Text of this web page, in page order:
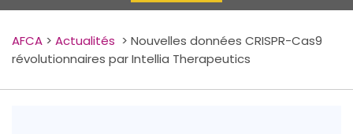
AFCA > Actualités > Nouvelles données CRISPR-Cas9
révolutionnaires par Intellia Therapeutics